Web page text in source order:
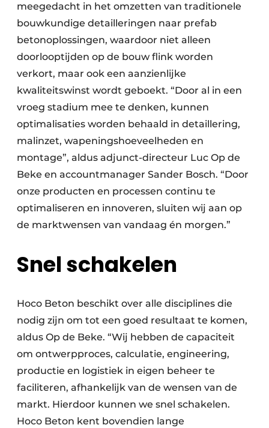
meegedacht in het omzetten van traditionele
bouwkundige detailleringen naar prefab
betonoplossingen, waardoor niet alleen
doorlooptijden op de bouw flink worden
verkort, maar ook een aanzienlijke
kwaliteitswinst wordt geboekt. “Door al in een
vroeg stadium mee te denken, kunnen
optimalisaties worden behaald in detaillering,
malinzet, wapeningshoeveelheden en
montage”, aldus adjunct-directeur Luc Op de
Beke en accountmanager Sander Bosch. “Door
onze producten en processen continu te
optimaliseren en innoveren, sluiten wij aan op
de marktwensen van vandaag én morgen.”
Snel schakelen
Hoco Beton beschikt over alle disciplines die
nodig zijn om tot een goed resultaat te komen,
aldus Op de Beke. “Wij hebben de capaciteit
om ontwerpproces, calculatie, engineering,
productie en logistiek in eigen beheer te
faciliteren, afhankelijk van de wensen van de
markt. Hierdoor kunnen we snel schakelen.
Hoco Beton kent bovendien lange